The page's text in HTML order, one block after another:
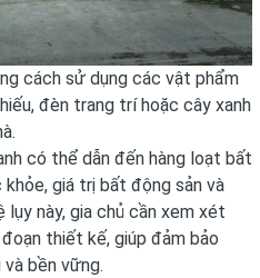
cách sử dụng các vật phẩm
đèn trang trí hoặc cây xanh
có thể dẫn đến hàng loạt bất
khỏe, giá trị bất động sản và
này, gia chủ cần xem xét
thiết kế, giúp đảm bảo
và bền vững.